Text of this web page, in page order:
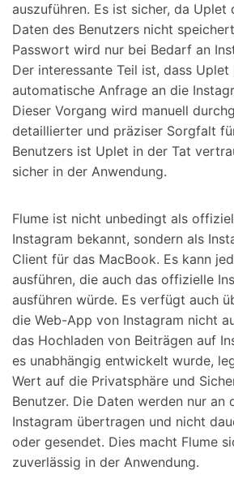
auszuführen. Es ist sicher, da Uplet
Daten des Benutzers nicht
Passwort wird nur bei Bedarf an
Der interessante Teil ist, dass Uplet
automatische Anfrage an die
Dieser Vorgang wird manuell
detaillierter und präziser Sorgfalt
Benutzers ist Uplet in der Tat
sicher in der Anwendung.
Flume ist nicht unbedingt als
Instagram bekannt, sondern als
Client für das MacBook. Es kann
ausführen, die auch das offizielle
ausführen würde. Es verfügt auch
die Web-App von Instagram nicht
das Hochladen von Beiträgen auf
es unabhängig entwickelt wurde,
Wert auf die Privatsphäre und
Benutzer. Die Daten werden nur an
Instagram übertragen und nicht
oder gesendet. Dies macht Flume
zuverlässig in der Anwendung.